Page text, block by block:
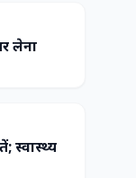
लेना
स्वास्थ्य